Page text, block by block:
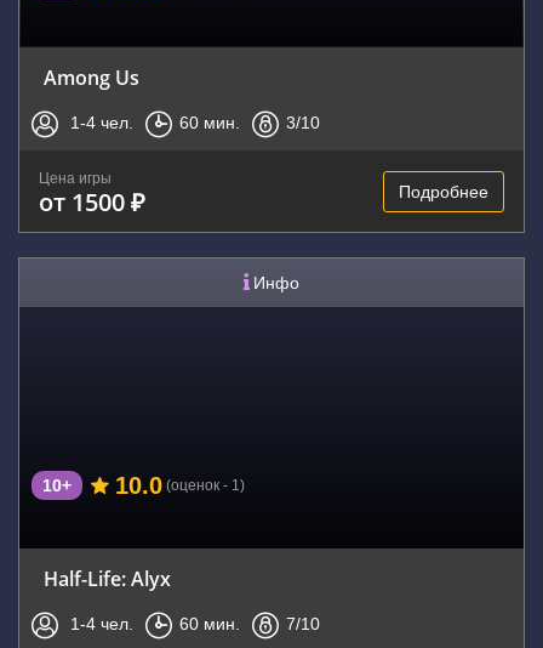
Among Us
1-4 чел. 60 мин. 3/10
Цена игры
от 1500 ₽ Подробнее
Инфо
10+ 10.0 (оценок - 1)
Half-Life: Alyx
1-4 чел. 60 мин. 7/10